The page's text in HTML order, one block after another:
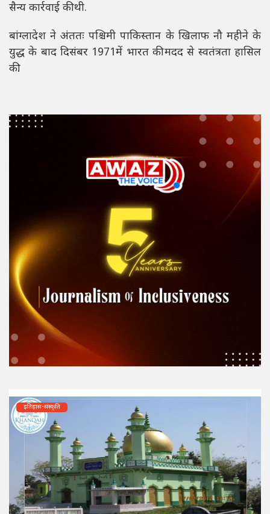
सैन्य कार्रवाई की थी.
बांग्लादेश ने अंततः पश्चिमी पाकिस्तान के खिलाफ नौ महीने के
युद्ध के बाद दिसंबर 1971में भारत की मदद से स्वतंत्रता हासिल
की.
इतिहास-संस्कृति